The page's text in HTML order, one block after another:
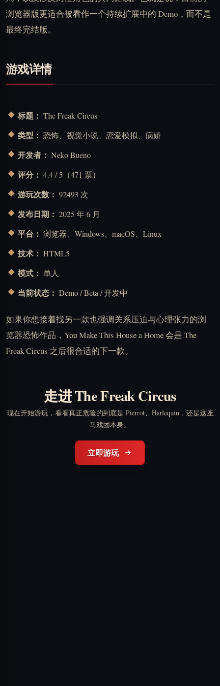
浏览器版更适合被看作一个持续扩展中的 Demo，而不是
最终完结版。
游戏详情
标题： The Freak Circus
类型： 恐怖、视觉小说、恋爱模拟、病娇
开发者： Neko Bueno
评分： 4.4 / 5（471 票）
游玩次数： 92493 次
发布日期： 2025 年 6 月
平台： 浏览器、Windows、macOS、Linux
技术： HTML5
模式： 单人
当前状态： Demo / Beta / 开发中
如果你想接着找另一款也强调关系压迫与心理张力的浏
览器恐怖作品，You Make This House a Home 会是 The
Freak Circus 之后很合适的下一款。
走进 The Freak Circus
现在开始游玩，看看真正危险的到底是 Pierrot、Harlequin，还是这座
马戏团本身。
立即游玩